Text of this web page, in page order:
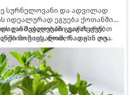
სურნელოვანი და ადვილად
იდეალურად ეგუება ქოთანში
მებაღეები გვირჩევენ,
მოვიყვანოთ, რადგან ღია
ის ფესვებით ძალიან
მცენარეებს ავიწროებს.
განმავლობაში გაგახარებთ
ჩაის, ლიმონათისა თუ